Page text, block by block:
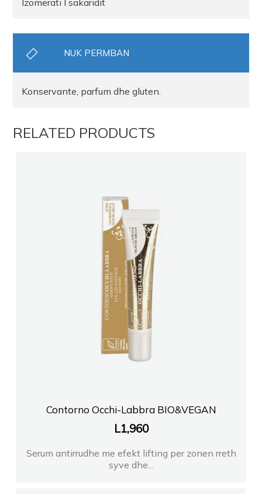
Izomerati I sakaridit
NUK PERMBAN
Konservante, parfum dhe gluten.
RELATED PRODUCTS
Contorno Occhi-Labbra BIO&VEGAN
L1,960
Serum antirrudhe me efekt lifting per zonen rreth
syve dhe...